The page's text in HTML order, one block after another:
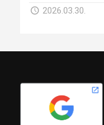
2026.03.30.